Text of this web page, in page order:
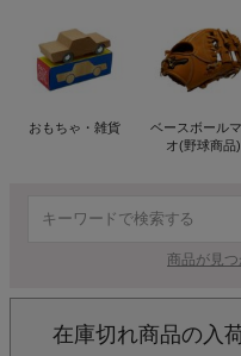
おもちゃ・雑貨
ベースボール
オ(野球商品)
商品が見
在庫切れ商品の入